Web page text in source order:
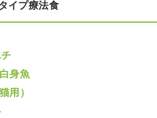
イプ療法食
身魚
用）